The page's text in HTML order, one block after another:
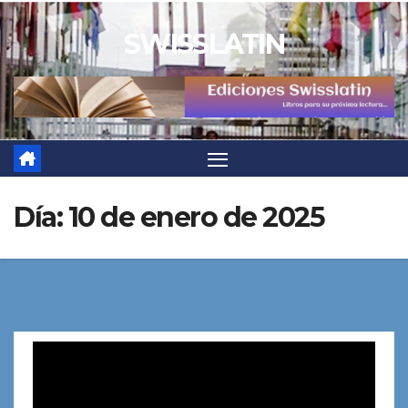
Saltar
al
contenido
SWISSLATIN
Día:10 de enero de 2025